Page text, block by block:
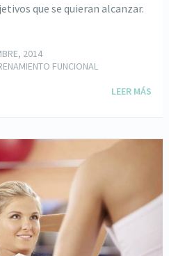
que se quieran alcanzar.
2014
FUNCIONAL
LEER MÁS